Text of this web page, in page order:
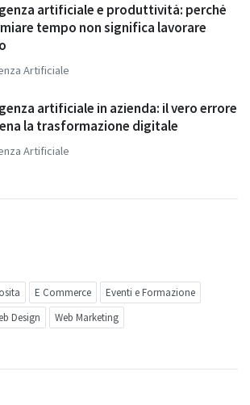
artificiale e produttività: perché
tempo non significa lavorare
Artificiale
artificiale in azienda: il vero errore
la trasformazione digitale
Artificiale
E Commerce
Eventi e Formazione
Design Web Marketing